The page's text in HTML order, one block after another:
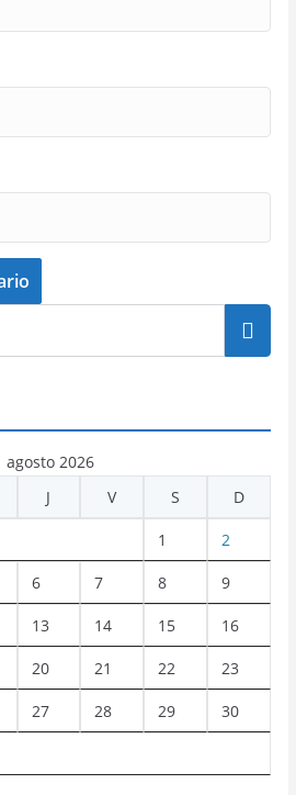
agosto 2026
J V S D
1 2
6 7 8 9
13 14 15 16
20 21 22 23
27 28 29 30